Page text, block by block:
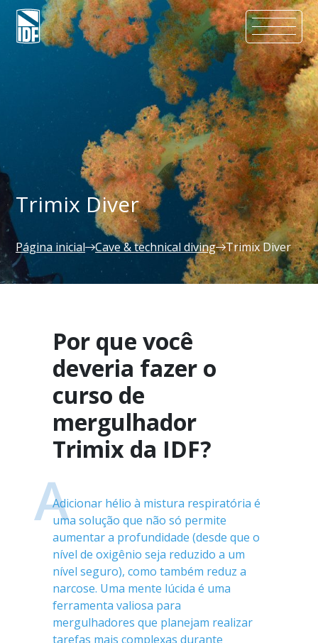
Trimix Diver
Página inicial Cave & technical diving Trimix Diver
Por que você
deveria fazer o
curso de
mergulhador
Trimix da IDF?
AAdicionar hélio à mistura respiratória é
uma solução que não só permite
aumentar a profundidade (desde que o
nível de oxigênio seja reduzido a um
nível seguro), como também reduz a
narcose. Uma mente lúcida é uma
ferramenta valiosa para
mergulhadores que planejam realizar
tarefas mais complexas durante